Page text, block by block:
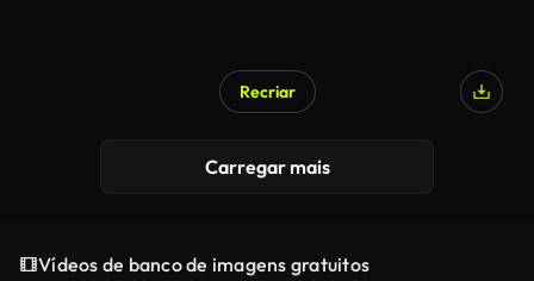
Recriar
Carregar mais
Vídeos de banco de imagens gratuitos